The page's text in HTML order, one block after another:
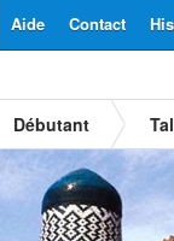
Contact
Aide
Débutant